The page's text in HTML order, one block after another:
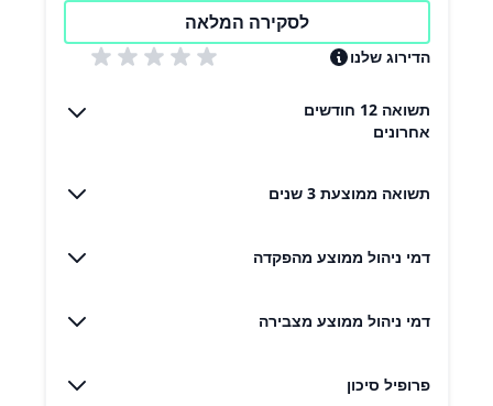
לסקירה המלאה
הדירוג שלנו
תשואה 12 חודשים
אחרונים
תשואה ממוצעת 3 שנים
דמי ניהול ממוצע מהפקדה
דמי ניהול ממוצע מצבירה
פרופיל סיכון